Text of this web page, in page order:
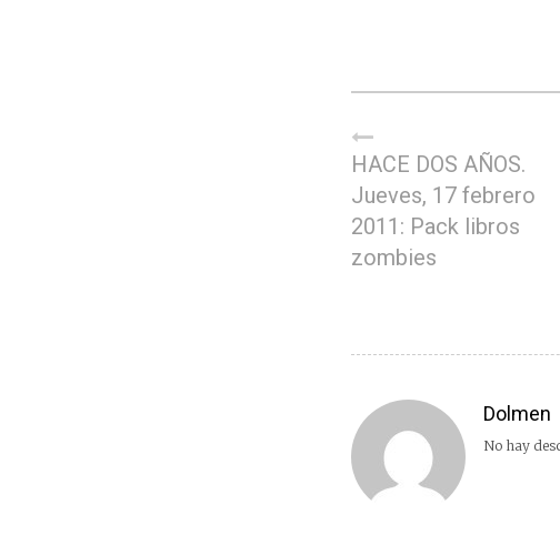
HACE DOS AÑOS.
Jueves, 17 febrero
2011: Pack libros
zombies
Dolmen
No hay